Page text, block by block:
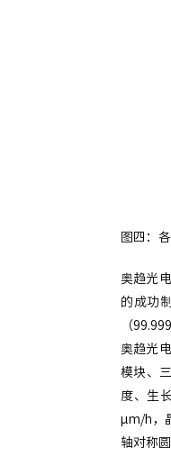
图四：
奥趋光
的成功
（
奥趋光
模块、
度、生
μm/h，
轴对称